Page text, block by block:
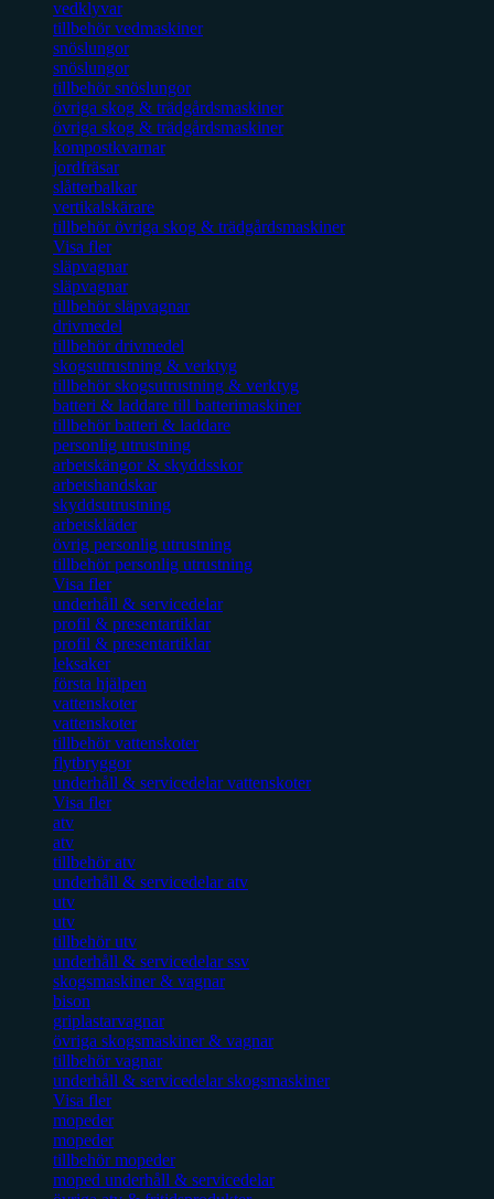
vedklyvar
tillbehör vedmaskiner
snöslungor
snöslungor
tillbehör snöslungor
övriga skog & trädgårdsmaskiner
övriga skog & trädgårdsmaskiner
kompostkvarnar
jordfräsar
slåtterbalkar
vertikalskärare
tillbehör övriga skog & trädgårdsmaskiner
Visa fler
släpvagnar
släpvagnar
tillbehör släpvagnar
drivmedel
tillbehör drivmedel
skogsutrustning & verktyg
tillbehör skogsutrustning & verktyg
batteri & laddare till batterimaskiner
tillbehör batteri & laddare
personlig utrustning
arbetskängor & skyddsskor
arbetshandskar
skyddsutrustning
arbetskläder
övrig personlig utrustning
tillbehör personlig utrustning
Visa fler
underhåll & servicedelar
profil & presentartiklar
profil & presentartiklar
leksaker
första hjälpen
vattenskoter
vattenskoter
tillbehör vattenskoter
flytbryggor
underhåll & servicedelar vattenskoter
Visa fler
atv
atv
tillbehör atv
underhåll & servicedelar atv
utv
utv
tillbehör utv
underhåll & servicedelar ssv
skogsmaskiner & vagnar
bison
griplastarvagnar
övriga skogsmaskiner & vagnar
tillbehör vagnar
underhåll & servicedelar skogsmaskiner
Visa fler
mopeder
mopeder
tillbehör mopeder
moped underhåll & servicedelar